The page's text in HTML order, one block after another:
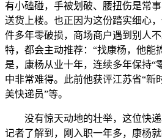
有小磕碰，手被划破、腰扭伤是常
送货上楼。也正因为这份踏实细心
件多年零破损，商场商户遇到别人
特，都会主动推荐：“找康杨，他能
是，康杨从业十年，连续多年保持“
中非常难得。此前他获评江苏省“新
美快递员”等。
没有惊天动地的壮举，这位快
记者了解到，刚入职一年多，康杨